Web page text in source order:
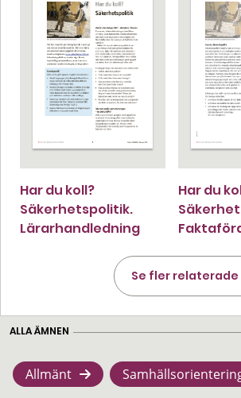
Har du koll?
Säkerhetspolitik.
Lärarhandledning
Har du
Se fler
ALLA ÄMNEN
Allmänt